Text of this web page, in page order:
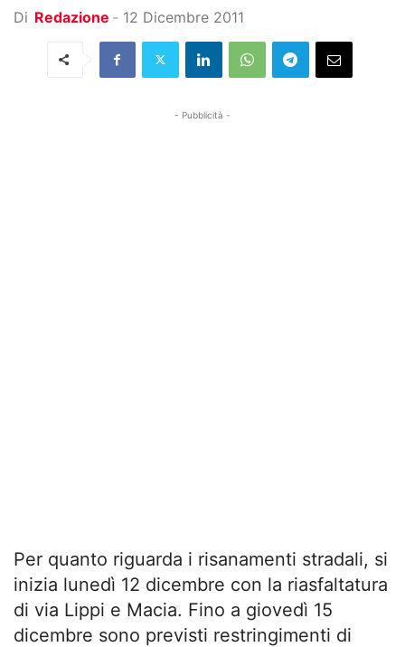
Di Redazione - 12 Dicembre 2011
- Pubblicità -
Per quanto riguarda i risanamenti stradali, si
inizia lunedì 12 dicembre con la riasfaltatura
di via Lippi e Macia. Fino a giovedì 15
dicembre sono previsti restringimenti di